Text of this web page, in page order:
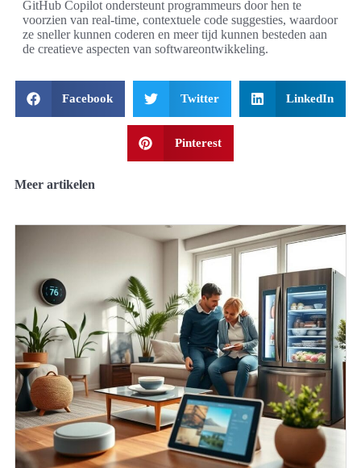
GitHub Copilot ondersteunt programmeurs door hen te
voorzien van real-time, contextuele code suggesties, waardoor
ze sneller kunnen coderen en meer tijd kunnen besteden aan
de creatieve aspecten van softwareontwikkeling.
Facebook Twitter LinkedIn
Pinterest
Meer artikelen